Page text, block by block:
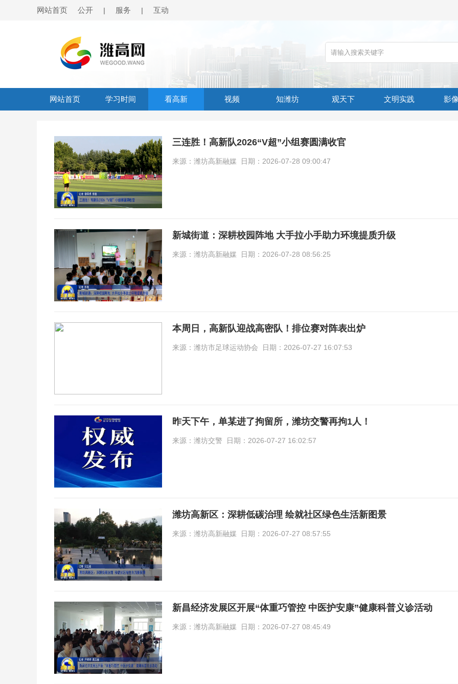
网站首页 公开 | 服务 | 互动
网站首页 学习时间 看高新 视频 知潍坊 观天下 文明实践 影
三连胜！高新队2026“V超”小组赛圆满收官
来源：潍坊高新融媒 日期：2026-07-28 09:00:47
新城街道：深耕校园阵地 大手拉小手助力环境提质升级
来源：潍坊高新融媒 日期：2026-07-28 08:56:25
本周日，高新队迎战高密队！排位赛对阵表出炉
来源：潍坊市足球运动协会 日期：2026-07-27 16:07:53
昨天下午，单某进了拘留所，潍坊交警再拘1人！
来源：潍坊交警 日期：2026-07-27 16:02:57
潍坊高新区：深耕低碳治理 绘就社区绿色生活新图景
来源：潍坊高新融媒 日期：2026-07-27 08:57:55
新昌经济发展区开展“体重巧管控 中医护安康”健康科普义诊活动
来源：潍坊高新融媒 日期：2026-07-27 08:45:49